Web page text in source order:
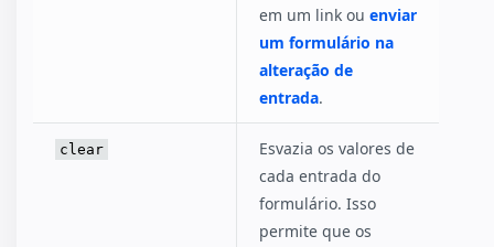
em um link ou enviar
um formulário na
alteração de
entrada.
clear
Esvazia os valores de
cada entrada do
formulário. Isso
permite que os